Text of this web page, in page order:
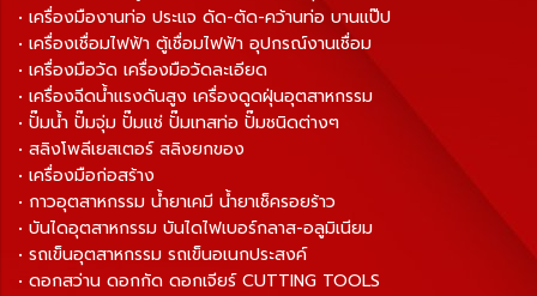
• เครื่องมืองานท่อ ประแจ ดัด-ตัด-คว้านท่อ บานแป๊ป
• เครื่องเชื่อมไฟฟ้า ตู้เชื่อมไฟฟ้า อุปกรณ์งานเชื่อม
• เครื่องมือวัด เครื่องมือวัดละเอียด
• เครื่องฉีดน้ำแรงดันสูง เครื่องดูดฝุ่นอุตสาหกรรม
• ปั๊มน้ำ ปั๊มจุ่ม ปั๊มแช่ ปั๊มเทสท่อ ปั๊มชนิดต่างๆ
• สลิงโพลีเยสเตอร์ สลิงยกของ
• เครื่องมือก่อสร้าง
• กาวอุตสาหกรรม น้ำยาเคมี น้ำยาเช็ครอยร้าว
• บันไดอุตสาหกรรม บันไดไฟเบอร์กลาส-อลูมิเนียม
• รถเข็นอุตสาหกรรม รถเข็นอเนกประสงค์
• ดอกสว่าน ดอกกัด ดอกเจียร์ CUTTING TOOLS